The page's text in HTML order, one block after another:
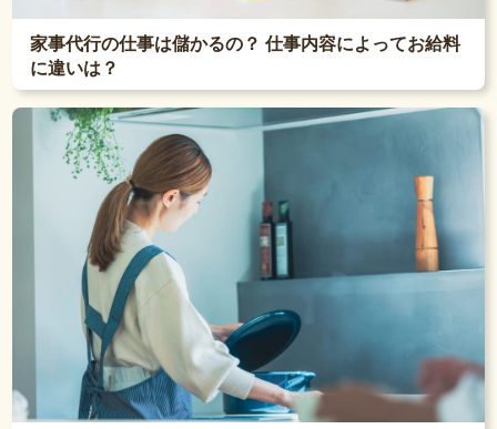
家事代行の仕事は儲かるの？ 仕事内容によってお給料
に違いは？